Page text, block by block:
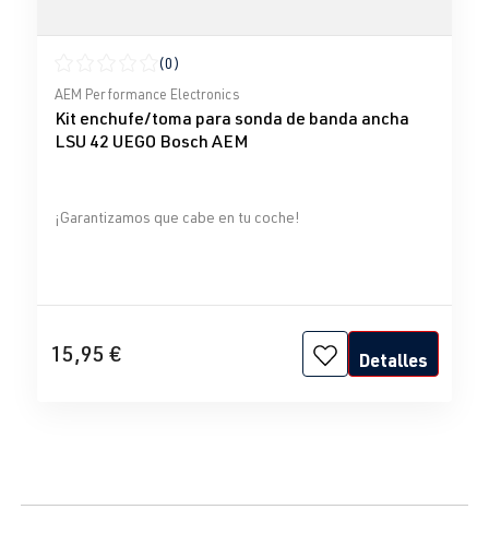
Calificación promedio de 0 de 5 estrellas
(0)
AEM Performance Electronics
Kit enchufe/toma para sonda de banda ancha
LSU 42 UEGO Bosch AEM
¡Garantizamos que cabe en tu coche!
15,95 € Detalles